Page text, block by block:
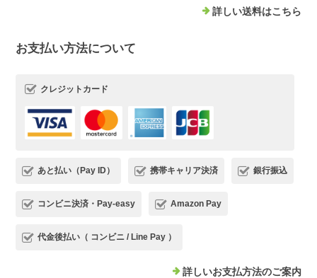
詳しい送料はこちら
お支払い方法について
クレジットカード
あと払い（Pay ID） 携帯キャリア決済 銀行振込
コンビニ決済・Pay-easy Amazon Pay
代金後払い（ コンビニ / Line Pay ）
詳しいお支払方法のご案内